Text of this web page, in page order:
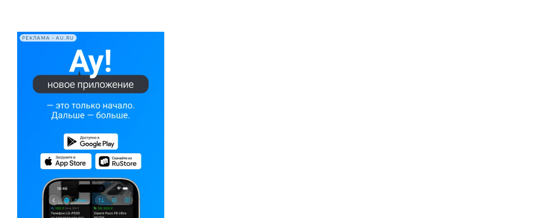
РЕКЛАМА • AU.RU